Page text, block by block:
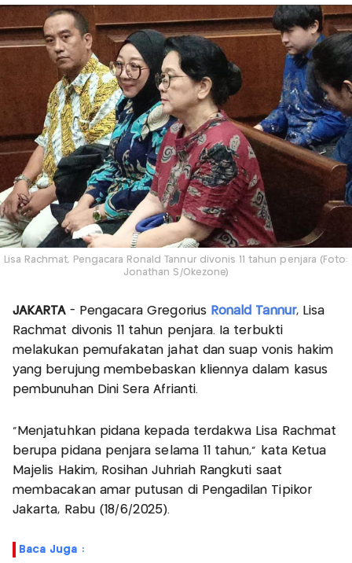
Lisa Rachmat, Pengacara Ronald Tannur divonis 11 tahun penjara (Foto:
Jonathan S/Okezone)
JAKARTA- Pengacara Gregorius Ronald Tannur, Lisa
Rachmat divonis 11 tahun penjara. Ia terbukti
melakukan pemufakatan jahat dan suap vonis hakim
yang berujung membebaskan kliennya dalam kasus
pembunuhan Dini Sera Afrianti.
"Menjatuhkan pidana kepada terdakwa Lisa Rachmat
berupa pidana penjara selama 11 tahun," kata Ketua
Majelis Hakim, Rosihan Juhriah Rangkuti saat
membacakan amar putusan di Pengadilan Tipikor
Jakarta, Rabu (18/6/2025).
Baca Juga :